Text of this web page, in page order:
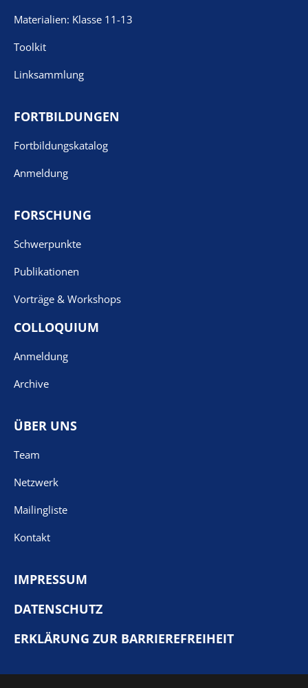
Materialien: Klasse 11-13
Toolkit
Linksammlung
FORTBILDUNGEN
Fortbildungskatalog
Anmeldung
FORSCHUNG
Schwerpunkte
Publikationen
Vorträge & Workshops
COLLOQUIUM
Anmeldung
Archive
ÜBER UNS
Team
Netzwerk
Mailingliste
Kontakt
IMPRESSUM
DATENSCHUTZ
ERKLÄRUNG ZUR BARRIEREFREIHEIT